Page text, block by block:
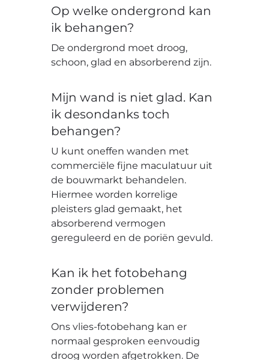
Op welke ondergrond kan
ik behangen?
De ondergrond moet droog,
schoon, glad en absorberend zijn.
Mijn wand is niet glad. Kan
ik desondanks toch
behangen?
U kunt oneffen wanden met
commerciële fijne maculatuur uit
de bouwmarkt behandelen.
Hiermee worden korrelige
pleisters glad gemaakt, het
absorberend vermogen
gereguleerd en de poriën gevuld.
Kan ik het fotobehang
zonder problemen
verwijderen?
Ons vlies-fotobehang kan er
normaal gesproken eenvoudig
droog worden afgetrokken. De